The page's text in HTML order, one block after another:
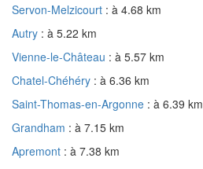
Servon-Melzicourt : à 4.68 km
Autry : à 5.22 km
Vienne-le-Château : à 5.57 km
Chatel-Chéhéry : à 6.36 km
Saint-Thomas-en-Argonne : à 6.39 km
Grandham : à 7.15 km
Apremont : à 7.38 km